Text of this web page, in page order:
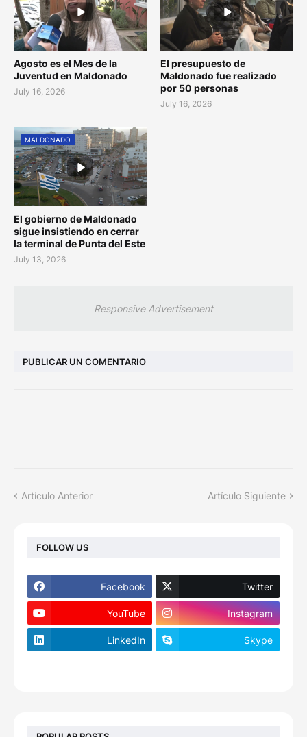
Agosto es el Mes de la
Juventud en Maldonado
July 16, 2026
El presupuesto de
Maldonado fue realizado
por 50 personas
July 16, 2026
MALDONADO
El gobierno de Maldonado
sigue insistiendo en cerrar
la terminal de Punta del Este
July 13, 2026
Responsive Advertisement
PUBLICAR UN COMENTARIO
Artículo Anterior Artículo Siguiente
FOLLOW US
Facebook Twitter
YouTube Instagram
LinkedIn Skype